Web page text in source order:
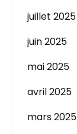
juillet 2025
juin 2025
mai 2025
avril 2025
mars 2025